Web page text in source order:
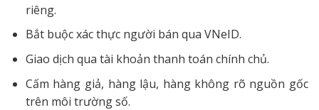
riêng.
Bắt buộc xác thực người bán qua VNeID.
Giao dịch qua tài khoản thanh toán chính chủ.
Cấm hàng giả, hàng lậu, hàng không rõ nguồn gốc
trên môi trường số.